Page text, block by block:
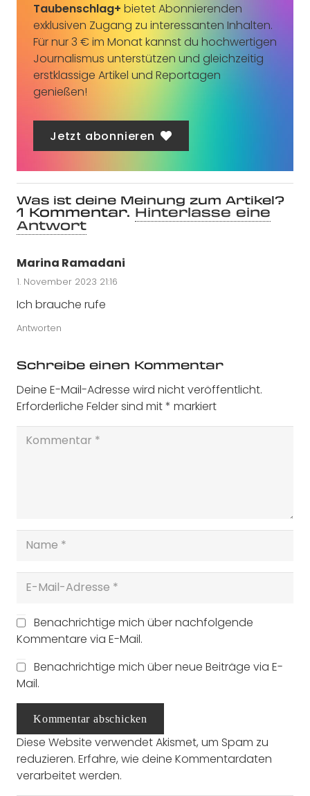
Taubenschlag+ bietet Abonnierenden
exklusiven Zugang zu interessanten Inhalten.
Für nur 3 € im Monat kannst du hochwertigen
Journalismus unterstützen und gleichzeitig
erstklassige Artikel und Reportagen
genießen!
Jetzt abonnieren
Was ist deine Meinung zum Artikel?
1 Kommentar. Hinterlasse eine
Antwort
Marina Ramadani
1. November 2023 21:16
Ich brauche rufe
Antworten
Schreibe einen Kommentar
Deine E-Mail-Adresse wird nicht veröffentlicht.
Erforderliche Felder sind mit* markiert
Benachrichtige mich über nachfolgende
Kommentare via E-Mail.
Benachrichtige mich über neue Beiträge via E-
Mail.
Kommentar abschicken
Diese Website verwendet Akismet, um Spam zu
reduzieren. Erfahre, wie deine Kommentardaten
verarbeitet werden.